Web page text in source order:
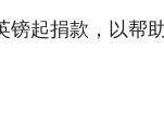
起捐款，以帮